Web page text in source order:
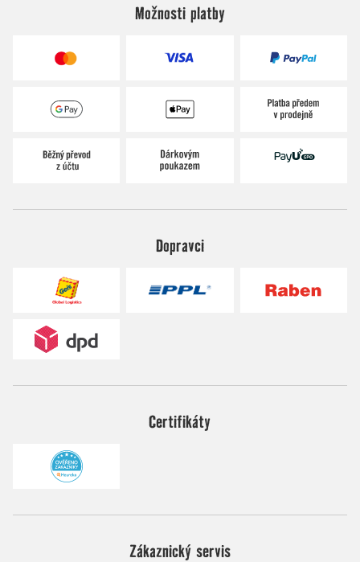
Možnosti platby
Dopravci
Certifikáty
Zákaznický servis